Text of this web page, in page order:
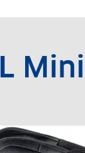
Mini